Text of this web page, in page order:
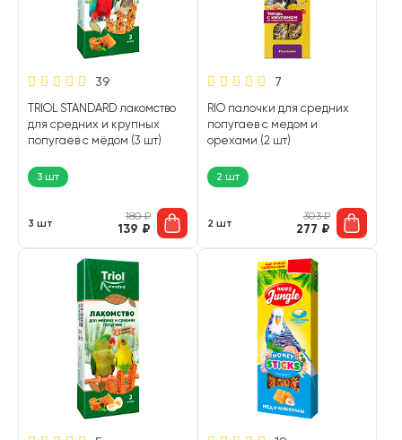
39
TRIOL STANDARD лакомство
для средних и крупных
попугаев с мёдом (3 шт)
3 шт
3 шт
180₽
139 ₽
7
RIO палочки для средних
попугаев с медом и
орехами (2 шт)
2 шт
2 шт
303₽
277 ₽